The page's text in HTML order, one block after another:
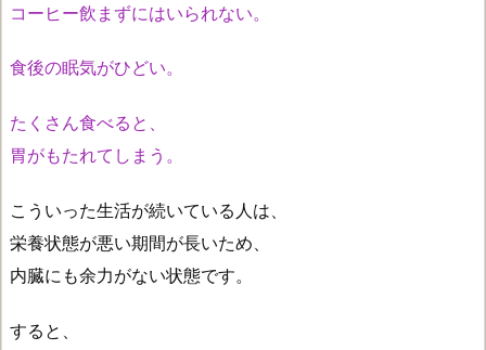
コーヒー飲まずにはいられない。
食後の眠気がひどい。
たくさん食べると、
胃がもたれてしまう。
こういった生活が続いている人は、
栄養状態が悪い期間が長いため、
内臓にも余力がない状態です。
すると、